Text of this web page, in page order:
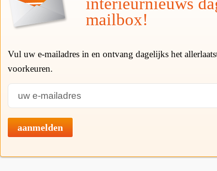
mailbox!
Vul uw e-mailadres in en ontvang dagelijks het
voorkeuren.
aanmelden